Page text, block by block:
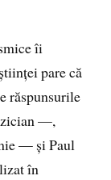
îi
pare că
răspunsurile
—,
— și Paul
în